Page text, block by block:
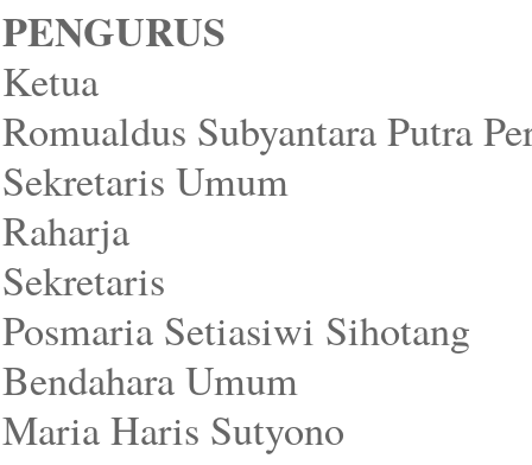
PENGURUS
Ketua
Romualdus Subyantara Putra
Sekretaris
Raharja
Sekretaris
Posmaria Setiasiwi Sihotang
Bendahara
Maria Haris Sutyono